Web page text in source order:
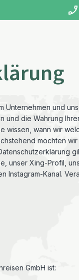
Unternehmen und
und die Wahrung
wissen, wann wir
möchten
unser Xing-Profil,
Instagram-Kanal.
GmbH ist: